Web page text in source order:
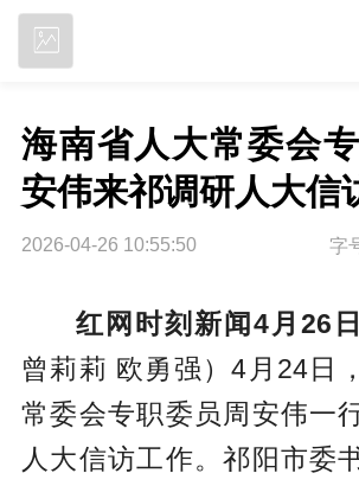
海南省人大常委会
安伟来祁调研人大信
2026-04-26 10:55:50 字
红网时刻新闻4月26
曾莉莉 欧勇强）4月24日
常委会专职委员周安伟一
人大信访工作。祁阳市委